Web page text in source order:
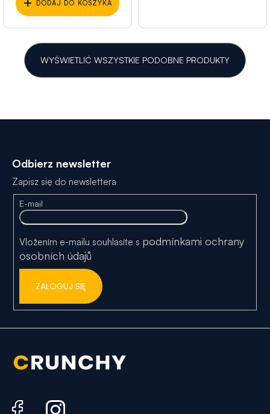
DODAJ DO KOSZYKA
WYŚWIETLIĆ WSZYSTKIE PODOBNE PRODUKTY
Odbierz newsletter
Zapisz się do newslettera
E-mail
Vložením e-mailu souhlasíte s podmínkami ochrany
osobních údajů
ZALOGUJ SIĘ